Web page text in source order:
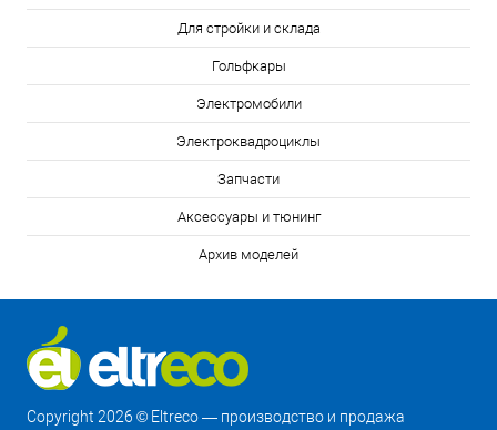
Для стройки и склада
Гольфкары
Электромобили
Электроквадроциклы
Запчасти
Аксессуары и тюнинг
Архив моделей
Copyright 2026 © Eltreco — производство и продажа